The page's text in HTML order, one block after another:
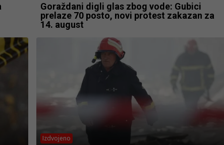
Goraždani digli glas zbog vode: Gubici
prelaze 70 posto, novi protest zakazan za
14. august
Izdvojeno